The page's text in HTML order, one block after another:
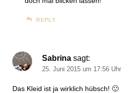
REPLY
Sabrina sagt:
25. Juni 2015 um 17:56 Uhr
Das Kleid ist ja wirklich hübsch! 🙂